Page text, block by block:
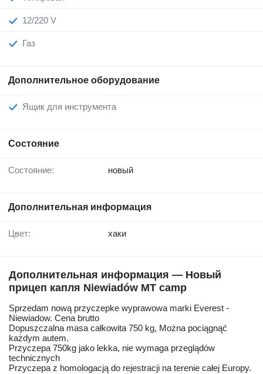
12/220 V
Газ
Дополнительное оборудование
Ящик для инструмента
Состояние
Состояние: новый
Дополнительная информация
Цвет: хаки
Дополнительная информация — Новый
прицеп капля Niewiadów MT camp
Sprzedam nową przyczepke wyprawowa marki Everest -
Niewiadow. Cena brutto
Dopuszczalna masa całkowita 750 kg, Można pociągnąć
każdym autem.
Przyczepa 750kg jako lekka, nie wymaga przeglądów
technicznych
Przyczepa z homologacją do rejestracji na terenie całej Europy.